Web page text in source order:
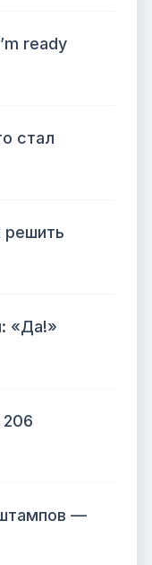
ready
стал
решить
«Да!»
—